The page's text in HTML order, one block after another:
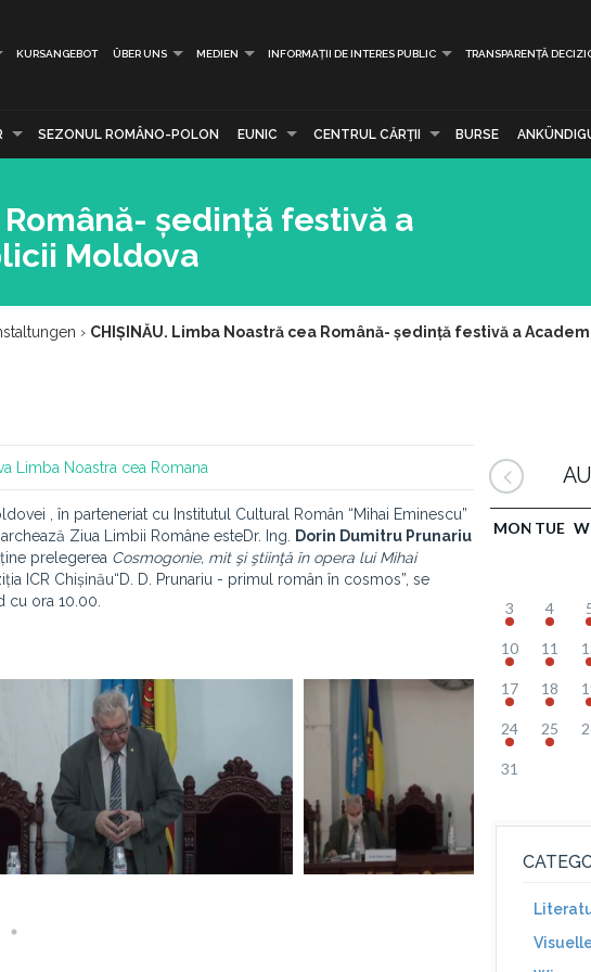
KURSANGEBOT ÜBER UNS MEDIEN INFORMAȚII DE INTERES PUBLIC TRANSPARENȚĂ
SEZONUL ROMÂNO-POLON EUNIC CENTRUL CĂRŢII BURSE
Română- ședință festivă a
Moldova
› CHIȘINĂU. Limba Noastră cea Română- ședință festivă a
Limba Noastra cea Romana
, în parteneriat cu Institutul Cultural Român “Mihai Eminescu”
Ziua Limbii Române esteDr. Ing.
Dorin Dumitru Prunariu
prelegerea Cosmogonie, mit şi ştiinţă în opera lui Mihai
ICR Chișinău“D. D. Prunariu - primul român în cosmos”, se
cu ora 10.00.
MON TUE
3 4
10 11
17 18
24 25
31